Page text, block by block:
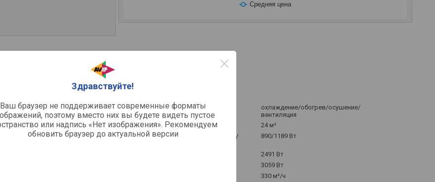
Здравствуйте!
Ваш браузер не поддерживает современные форматы
поэтому вместо них вы будете видеть пустое
или надпись «Нет изображения». Рекомендуем
обновить браузер до актуальной версии
Средняя цена
режима работы, таймер,
Режимы работы
охлаждение/обогрев/осушение/
вентиляция
Рекомендуемая площадь помещения
24 м²
Потребляемая мощность (охлаждение/
890/1189 Вт
2491 Вт
3059 Вт
330 м³/ч